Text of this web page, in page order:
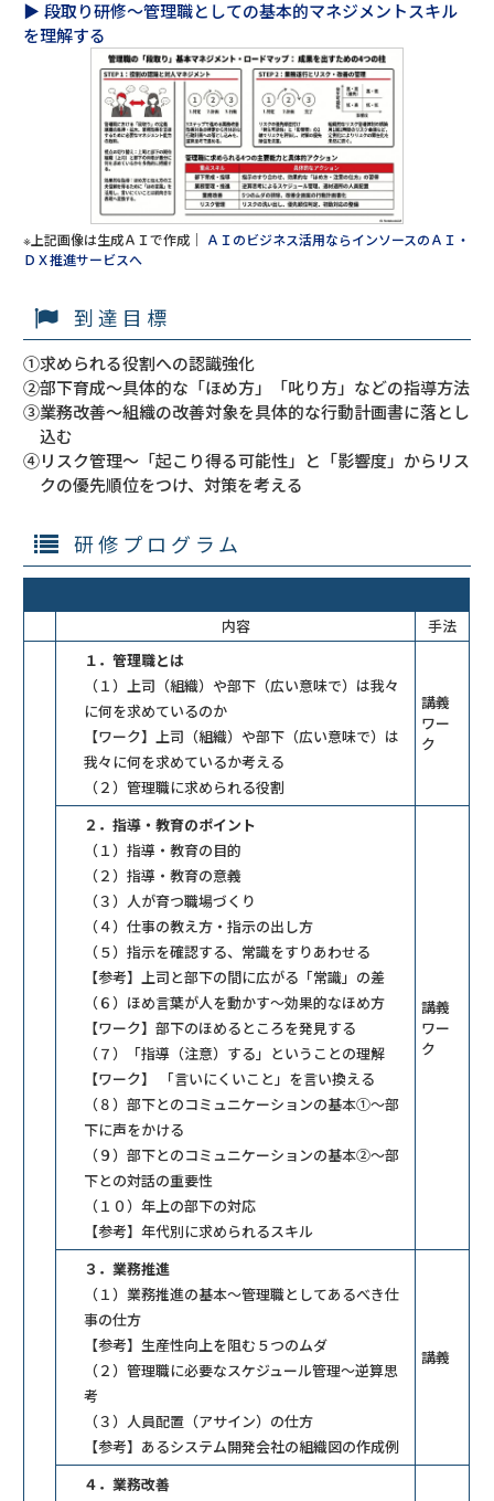
段取り研修～管理職としての基本的マネジメントスキル
を理解する
※上記画像は生成ＡＩで作成｜ ＡＩのビジネス活用ならインソースのＡＩ・
ＤＸ推進サービスへ
到達目標
①求められる役割への認識強化
②部下育成～具体的な「ほめ方」「叱り方」などの指導方法
③業務改善～組織の改善対象を具体的な行動計画書に落とし
込む
④リスク管理～「起こり得る可能性」と「影響度」からリス
クの優先順位をつけ、対策を考える
研修プログラム
内容
手法
１．管理職とは
（１）上司（組織）や部下（広い意味で）は我々
に何を求めているのか
【ワーク】上司（組織）や部下（広い意味で）は
我々に何を求めているか考える
（２）管理職に求められる役割
講義
ワー
ク
２．指導・教育のポイント
（１）指導・教育の目的
（２）指導・教育の意義
（３）人が育つ職場づくり
（４）仕事の教え方・指示の出し方
（５）指示を確認する、常識をすりあわせる
【参考】上司と部下の間に広がる「常識」の差
（６）ほめ言葉が人を動かす～効果的なほめ方
【ワーク】部下のほめるところを発見する
（７）「指導（注意）する」ということの理解
【ワーク】 「言いにくいこと」を言い換える
（８）部下とのコミュニケーションの基本①～部
下に声をかける
（９）部下とのコミュニケーションの基本②～部
下との対話の重要性
（１０）年上の部下の対応
【参考】年代別に求められるスキル
講義
ワー
ク
３．業務推進
（１）業務推進の基本～管理職としてあるべき仕
事の仕方
【参考】生産性向上を阻む５つのムダ
（２）管理職に必要なスケジュール管理～逆算思
考
（３）人員配置（アサイン）の仕方
【参考】あるシステム開発会社の組織図の作成例
講義
４．業務改善